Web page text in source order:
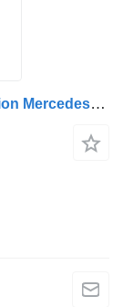
Autoradio Radio A0004462062 per camion Mercedes-Benz A0004462062 0048204886 0048205086